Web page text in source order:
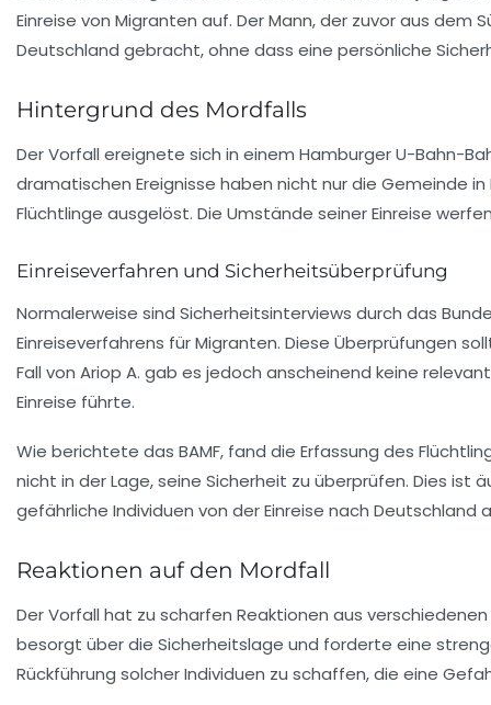
Einreise von Migranten auf. Der Mann, der zuvor aus
Deutschland gebracht, ohne dass eine persönliche
Hintergrund des Mordfalls
Der Vorfall ereignete sich in einem Hamburger U-Bahn-
dramatischen Ereignisse haben nicht nur die Gemeinde
Flüchtlinge ausgelöst. Die Umstände seiner Einreise
Einreiseverfahren und Sicherheitsüberprüfung
Normalerweise sind Sicherheitsinterviews durch das
Einreiseverfahrens für Migranten. Diese Überprüfungen
Fall von Ariop A. gab es jedoch anscheinend keine
Einreise führte.
Wie berichtete das BAMF, fand die Erfassung des
nicht in der Lage, seine Sicherheit zu überprüfen. Dies ist
gefährliche Individuen von der Einreise nach Deutschland
Reaktionen auf den Mordfall
Der Vorfall hat zu scharfen Reaktionen aus
besorgt über die Sicherheitslage und forderte eine
Rückführung solcher Individuen zu schaffen, die eine